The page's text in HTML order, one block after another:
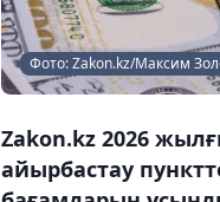
Фото: Zakon.kz/Максим
Zakon.kz 2026
айырбастау